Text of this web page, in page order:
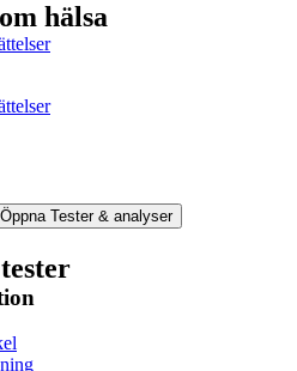
hälsa
Öppna Tester & analyser